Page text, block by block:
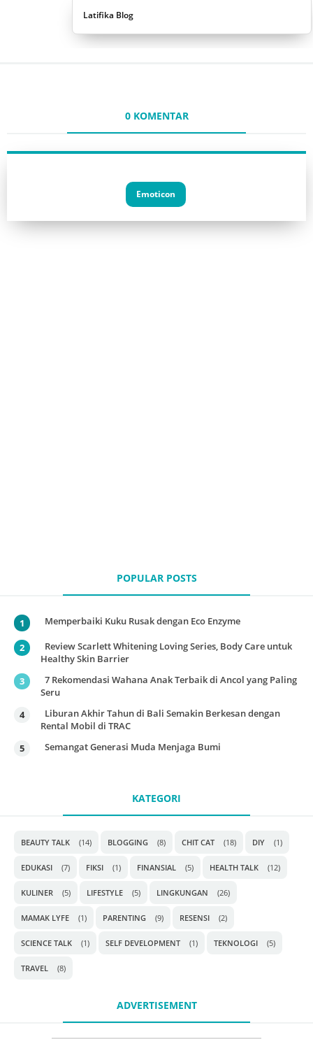
Latifika Blog
0 KOMENTAR
Emoticon
POPULAR POSTS
Memperbaiki Kuku Rusak dengan Eco Enzyme
Review Scarlett Whitening Loving Series, Body Care untuk
Healthy Skin Barrier
7 Rekomendasi Wahana Anak Terbaik di Ancol yang Paling
Seru
Liburan Akhir Tahun di Bali Semakin Berkesan dengan
Rental Mobil di TRAC
Semangat Generasi Muda Menjaga Bumi
KATEGORI
BEAUTY TALK (14) BLOGGING (8) CHIT CAT (18) DIY (1)
EDUKASI (7) FIKSI (1) FINANSIAL (5) HEALTH TALK (12)
KULINER (5) LIFESTYLE (5) LINGKUNGAN (26)
MAMAK LYFE (1) PARENTING (9) RESENSI (2)
SCIENCE TALK (1) SELF DEVELOPMENT (1) TEKNOLOGI (5)
TRAVEL (8)
ADVERTISEMENT